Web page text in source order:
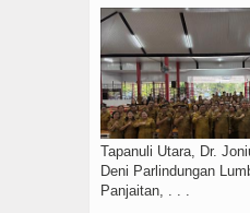
Tapanuli Utara, Dr.
Deni Parlindungan
Panjaitan, . . .